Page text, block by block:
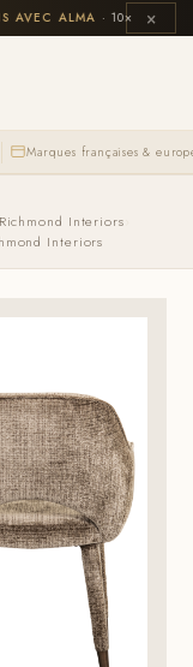
ALMA· 10× CB ×
Marques françaises &
Interiors
Interiors